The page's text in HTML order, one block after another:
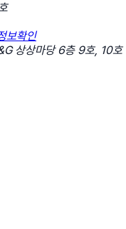
보확인
상상마당 6층 9호, 10호